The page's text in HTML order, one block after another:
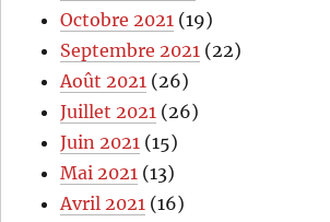
Octobre 2021 (19)
Septembre 2021 (22)
Août 2021 (26)
Juillet 2021 (26)
Juin 2021 (15)
Mai 2021 (13)
Avril 2021 (16)